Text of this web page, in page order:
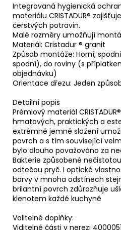
Integrovaná hygienická
materiálu CRISTADUR®
čerstvých potravin.
Malé rozměry umožňují
Materiál: Cristadur ® granit
Způsob montáže: Horní,
spodní), do roviny (s
objednávku)
Orientace dřezu: Jeden
Detailní popis
Prémiový materiál
hmatových, praktických a
extrémně jemné složení
povrch a s tím související
bylo dlouho považováno za
Bakterie způsobené
odtečou pryč. I optické
barvy v mnoha odstínech
brilantní povrch zdůrazňuje
klenotem každé kuchyně
Volitelné doplňky:
Viditelné části v nerezi